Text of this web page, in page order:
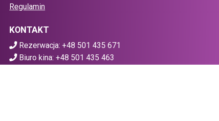
Regulamin
KONTAKT
Rezerwacja: +48 501 435 671
Biuro kina: +48 501 435 463